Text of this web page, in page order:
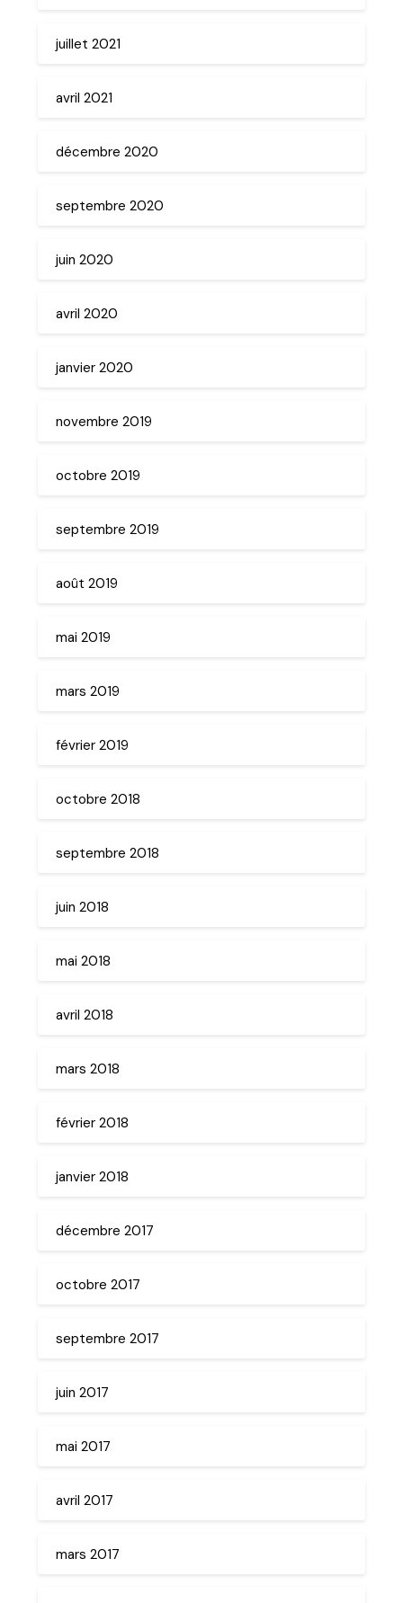
juillet 2021
avril 2021
décembre 2020
septembre 2020
juin 2020
avril 2020
janvier 2020
novembre 2019
octobre 2019
septembre 2019
août 2019
mai 2019
mars 2019
février 2019
octobre 2018
septembre 2018
juin 2018
mai 2018
avril 2018
mars 2018
février 2018
janvier 2018
décembre 2017
octobre 2017
septembre 2017
juin 2017
mai 2017
avril 2017
mars 2017